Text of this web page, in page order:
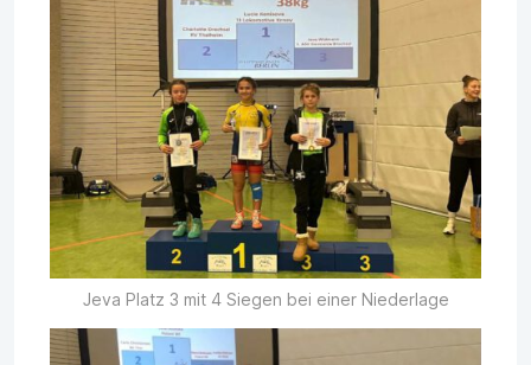
Jeva Platz 3 mit 4 Siegen bei einer Niederlage